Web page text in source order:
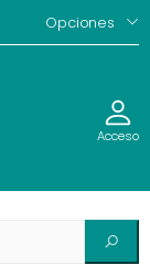
Opciones
Acceso